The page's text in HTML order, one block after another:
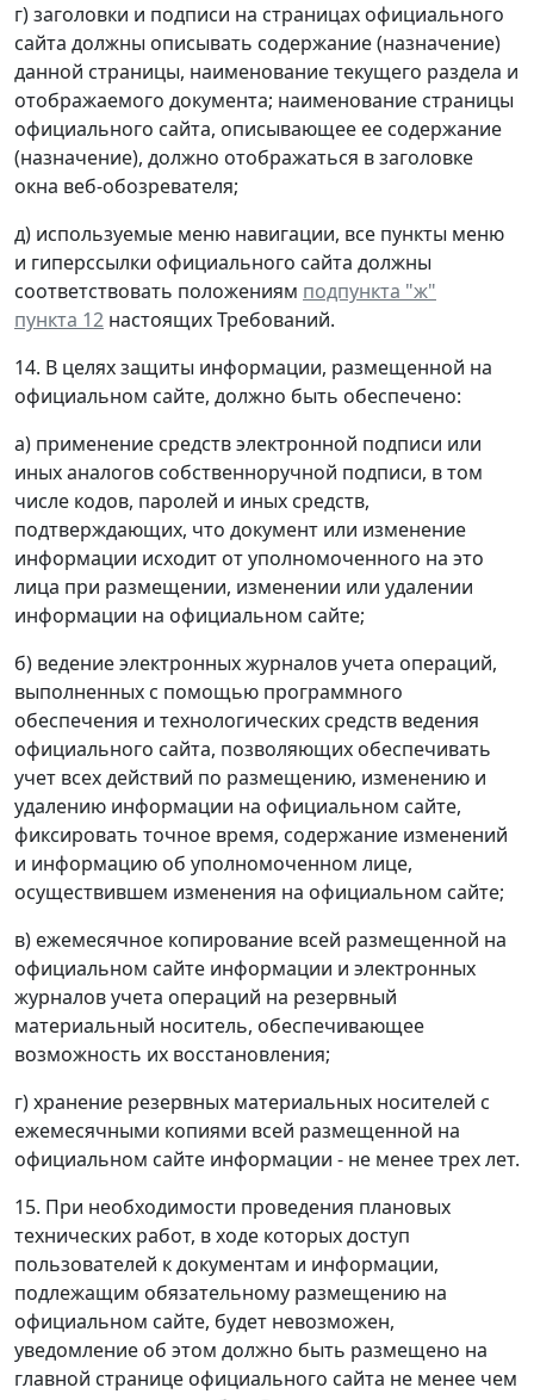
г) заголовки и подписи на страницах официального
сайта должны описывать содержание (назначение)
данной страницы, наименование текущего раздела и
отображаемого документа; наименование страницы
официального сайта, описывающее ее содержание
(назначение), должно отображаться в заголовке
окна веб-обозревателя;
д) используемые меню навигации, все пункты меню
и гиперссылки официального сайта должны
соответствовать положениям подпункта "ж"
пункта 12 настоящих Требований.
14. В целях защиты информации, размещенной на
официальном сайте, должно быть обеспечено:
а) применение средств электронной подписи или
иных аналогов собственноручной подписи, в том
числе кодов, паролей и иных средств,
подтверждающих, что документ или изменение
информации исходит от уполномоченного на это
лица при размещении, изменении или удалении
информации на официальном сайте;
б) ведение электронных журналов учета операций,
выполненных с помощью программного
обеспечения и технологических средств ведения
официального сайта, позволяющих обеспечивать
учет всех действий по размещению, изменению и
удалению информации на официальном сайте,
фиксировать точное время, содержание изменений
и информацию об уполномоченном лице,
осуществившем изменения на официальном сайте;
в) ежемесячное копирование всей размещенной на
официальном сайте информации и электронных
журналов учета операций на резервный
материальный носитель, обеспечивающее
возможность их восстановления;
г) хранение резервных материальных носителей с
ежемесячными копиями всей размещенной на
официальном сайте информации - не менее трех лет.
15. При необходимости проведения плановых
технических работ, в ходе которых доступ
пользователей к документам и информации,
подлежащим обязательному размещению на
официальном сайте, будет невозможен,
уведомление об этом должно быть размещено на
главной странице официального сайта не менее чем